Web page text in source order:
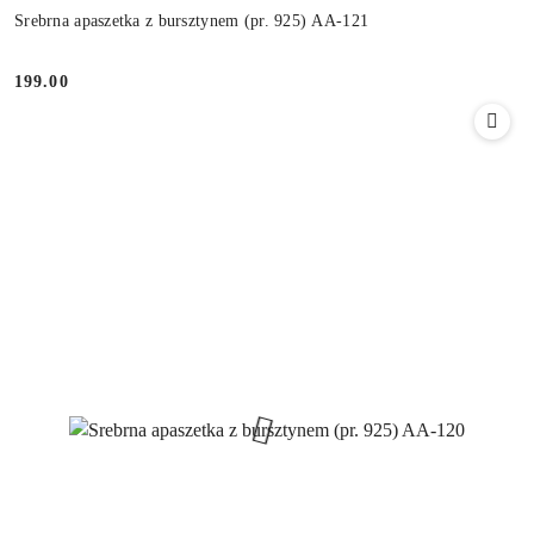
Srebrna apaszetka z bursztynem (pr. 925) AA-121
Cena:
199.00